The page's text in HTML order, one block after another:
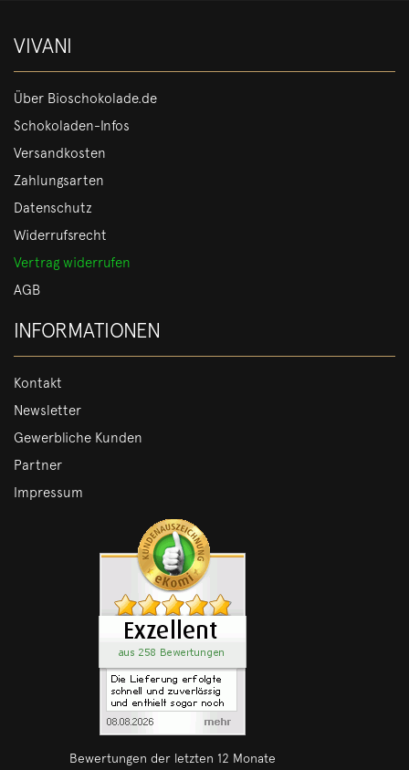
VIVANI
Über Bioschokolade.de
Schokoladen-Infos
Versandkosten
Zahlungsarten
Datenschutz
Widerrufsrecht
Vertrag widerrufen
AGB
INFORMATIONEN
Kontakt
Newsletter
Gewerbliche Kunden
Partner
Impressum
Bewertungen der letzten 12 Monate